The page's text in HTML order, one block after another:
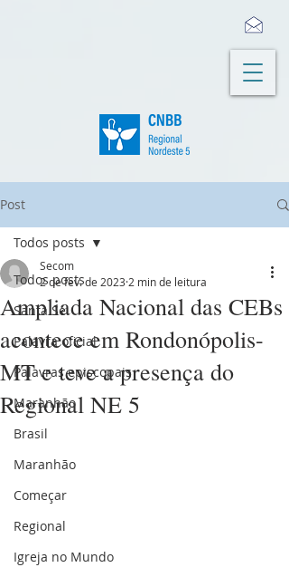
Post
Todos posts
Santa Sé
Palavra oficial
Palavras episcopais
Maranhão
Brasil
Maranhão
Começar
Regional
Igreja no Mundo
Todos posts
Ampliada Nacional das CEBs
acontece em Rondonópolis-
MT e teve a presença do
Regional NE 5
Secom
2 de fev. de 2023 2 min de leitura